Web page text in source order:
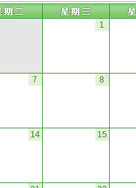
1
7 8
14 15